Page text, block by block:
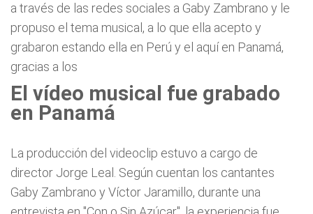
a través de las redes sociales a Gaby Zambrano y le
propuso el tema musical, a lo que ella acepto y
grabaron estando ella en Perú y el aquí en Panamá,
gracias a los
El vídeo musical fue grabado
en Panamá
La producción del videoclip estuvo a cargo de
director Jorge Leal. Según cuentan los cantantes
Gaby Zambrano y Víctor Jaramillo, durante una